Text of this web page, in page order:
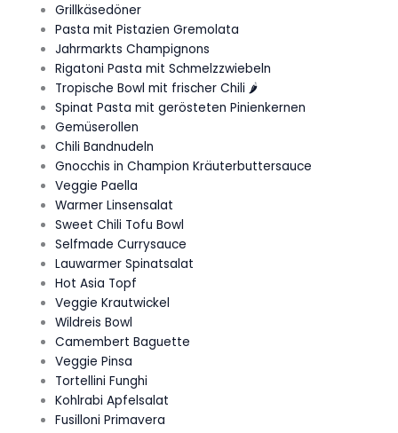
Grillkäsedöner
Pasta mit Pistazien Gremolata
Jahrmarkts Champignons
Rigatoni Pasta mit Schmelzzwiebeln
Tropische Bowl mit frischer Chili 🌶️
Spinat Pasta mit gerösteten Pinienkernen
Gemüserollen
Chili Bandnudeln
Gnocchis in Champion Kräuterbuttersauce
Veggie Paella
Warmer Linsensalat
Sweet Chili Tofu Bowl
Selfmade Currysauce
Lauwarmer Spinatsalat
Hot Asia Topf
Veggie Krautwickel
Wildreis Bowl
Camembert Baguette
Veggie Pinsa
Tortellini Funghi
Kohlrabi Apfelsalat
Fusilloni Primavera